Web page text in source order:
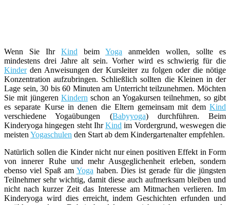
Wenn Sie Ihr Kind beim Yoga anmelden wollen, sollte es
mindestens drei Jahre alt sein. Vorher wird es schwierig für die
Kinderden Anweisungen der Kursleiter zu folgen oder die nötige
Konzentration aufzubringen. Schließlich sollten die Kleinen in der
Lage sein, 30 bis 60 Minuten am Unterricht teilzunehmen. Möchten
Sie mit jüngeren Kindern schon an Yogakursen teilnehmen, so gibt
es separate Kurse in denen die Eltern gemeinsam mit dem Kind
verschiedene Yogaübungen (Babyyoga) durchführen. Beim
Kinderyoga hingegen steht IhrKind im Vordergrund, weswegen die
meisten Yogaschulen den Start ab dem Kindergartenalter empfehlen.
Natürlich sollen die Kinder nicht nur einen positiven Effekt in Form
von innerer Ruhe und mehr Ausgeglichenheit erleben, sondern
ebenso viel Spaß am Yoga haben. Dies ist gerade für die jüngsten
Teilnehmer sehr wichtig, damit diese auch aufmerksam bleiben und
nicht nach kurzer Zeit das Interesse am Mitmachen verlieren. Im
Kinderyoga wird dies erreicht, indem Geschichten erfunden und